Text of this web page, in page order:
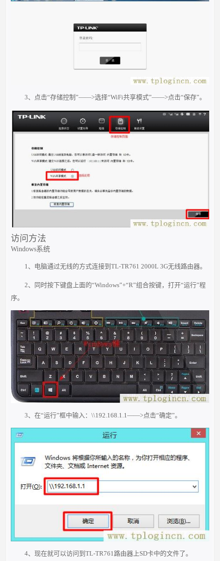
3、点击“存储控制”——>选择“WiFi共享模式”——>点击“保存”。
访问方法
Windows系统
1、电脑通过无线的方式连接到TL-TR761 2000L 3G无线路由器。
2、同时按下键盘上面的“Windows”+“R”组合按键，打开“运行”程
序。
3、在“运行”框中输入：\\192.168.1.1——>点击“确定”。
4、现在就可以访问到TL-TR761路由器上SD卡中的文件了。